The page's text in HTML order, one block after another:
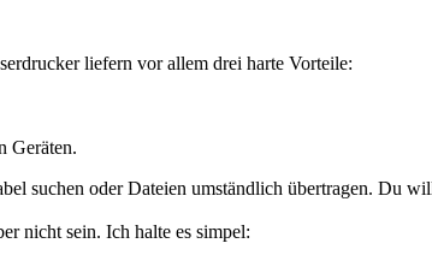
liefern vor allem drei harte Vorteile:
Geräten.
suchen oder Dateien umständlich übertragen. Du
nicht sein. Ich halte es simpel: